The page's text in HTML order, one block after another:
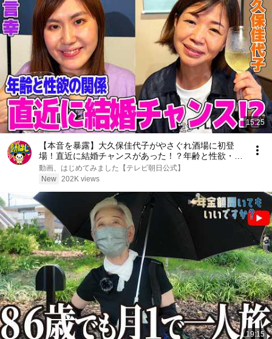
15:25
【本音を暴露】大久保佳代子がやさぐれ酒場に初登
場！直近に結婚チャンスがあった！？年齢と性欲・結
婚について本音トーク【納言幸のやさぐれ酒場】
動画、はじめてみました【テレビ朝日公式】
New 202K views
19:15